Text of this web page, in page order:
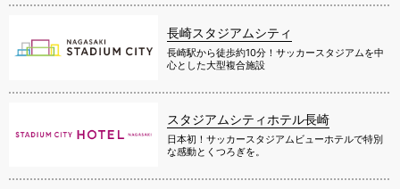
長崎スタジアムシティ
長崎駅から徒歩約10分！サッカースタジアムを中
心とした大型複合施設
スタジアムシティホテル長崎
日本初！サッカースタジアムビューホテルで特別
な感動とくつろぎを。